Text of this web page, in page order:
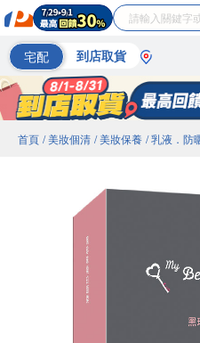
宅配 到店取貨
首頁 / 美妝個清 / 美妝保養 / 乳液．防